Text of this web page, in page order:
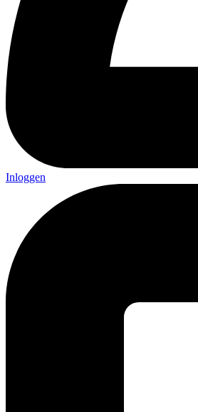
Inloggen